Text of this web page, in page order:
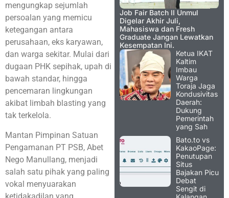
mengungkap sejumlah
persoalan yang memicu
ketegangan antara
perusahaan, eks karyawan,
dan warga sekitar. Mulai dari
dugaan PHK sepihak, upah di
bawah standar, hingga
pencemaran lingkungan
akibat limbah blasting yang
tak terkelola.
Mantan Pimpinan Satuan
Pengamanan PT PSB, Abet
Nego Manullang, menjadi
salah satu pihak yang paling
vokal menyuarakan
ketidakadilan yang
Job Fair Batch II Unmul
Digelar Akhir Juli,
Mahasiswa dan Fresh
Graduate Jangan Lewatkan
Kesempatan Ini.
Ketua IKAT
Kaltim
Imbau
Warga
Toraja Jaga
Kondusivitas
Daerah:
Dukung
Pemerintah
yang Sah
Bato.to vs
KakaoPage:
Penutupan
Situs
Bajakan Picu
Debat
Sengit di